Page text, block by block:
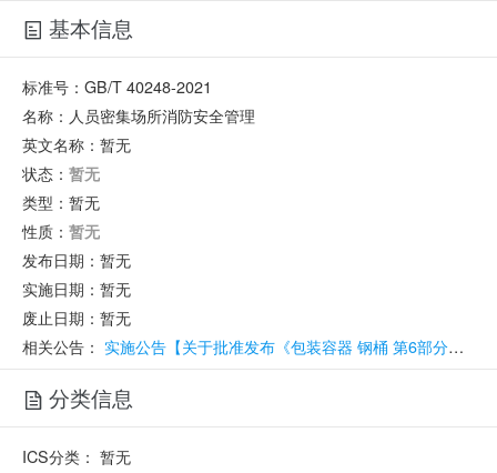
基本信息
标准号： GB/T 40248-2021
名称： 人员密集场所消防安全管理
英文名称： 暂无
状态： 暂无
类型： 暂无
性质： 暂无
发布日期： 暂无
实施日期： 暂无
废止日期： 暂无
相关公告： 实施公告【关于批准发布《包装容器 钢桶 第6部分：锥形开口钢桶》等386项推荐性国家标准和3项国家标准修改单的公告】
分类信息
ICS分类： 暂无